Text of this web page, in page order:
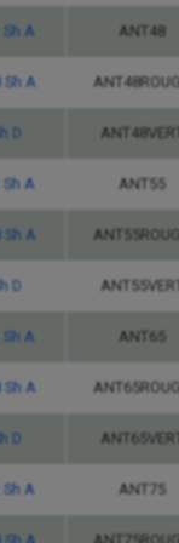
A ANT48
Sh A
D
Sh A ANT55
Sh A
D
A ANT65
Sh A
D
Sh A ANT75